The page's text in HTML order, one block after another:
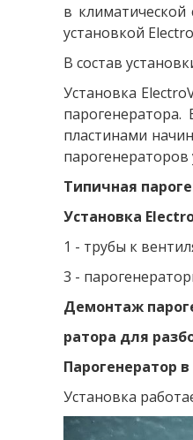
в климатической
установкой
В состав
Установка
пластинами
Типичная
Установка
1 - трубы к
3 -
Демонтаж
ратора для
Парогенератор
Установка